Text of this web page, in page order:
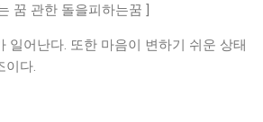
꿈 관한 돌을피하는꿈 ]
일어난다. 또한 마음이 변하기 쉬운 상태
이다.